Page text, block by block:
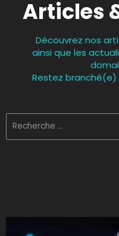
Articles
Découvrez nos
ainsi que les
Restez